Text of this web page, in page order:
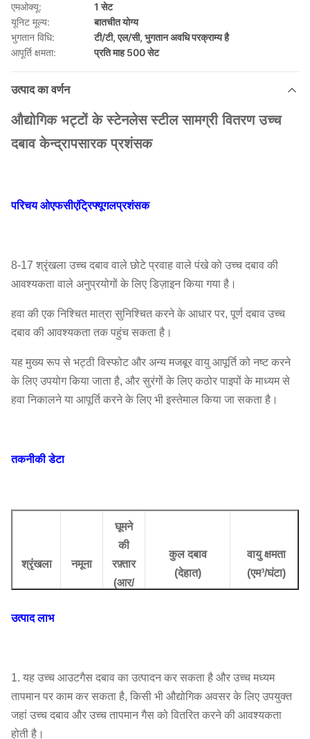
एमओक्यू:
1 सेट
यूनिट मूल्य:
बातचीत योग्य
भुगतान विधि:
टी/टी, एल/सी, भुगतान अवधि परक्राम्य है
आपूर्ति क्षमता:
प्रति माह 500 सेट
उत्पाद का वर्णन
औद्योगिक भट्टों के स्टेनलेस स्टील सामग्री वितरण उच्च
दबाव केन्द्रापसारक प्रशंसक
परिचय ओएफसीएंट्रिफ्यूगलप्रशंसक
8-17 श्रृंखला उच्च दबाव वाले छोटे प्रवाह वाले पंखे को उच्च दबाव की
आवश्यकता वाले अनुप्रयोगों के लिए डिज़ाइन किया गया है।
हवा की एक निश्चित मात्रा सुनिश्चित करने के आधार पर, पूर्ण दबाव उच्च
दबाव की आवश्यकता तक पहुंच सकता है।
यह मुख्य रूप से भट्ठी विस्फोट और अन्य मजबूर वायु आपूर्ति को नष्ट करने
के लिए उपयोग किया जाता है, और सुरंगों के लिए कठोर पाइपों के माध्यम से
हवा निकालने या आपूर्ति करने के लिए भी इस्तेमाल किया जा सकता है।
तकनीकी डेटा
श्रृंखला नमूना
घूमने
की
रफ़्तार
(आर/
कुल दबाव
(देहात)
वायु क्षमता
(एम³/घंटा)
9डी 2930 18308मैं20250 1591मैं6019
उत्पाद लाभ
1. यह उच्च आउटगैस दबाव का उत्पादन कर सकता है और उच्च मध्यम
तापमान पर काम कर सकता है, किसी भी औद्योगिक अवसर के लिए उपयुक्त
जहां उच्च दबाव और उच्च तापमान गैस को वितरित करने की आवश्यकता
होती है।